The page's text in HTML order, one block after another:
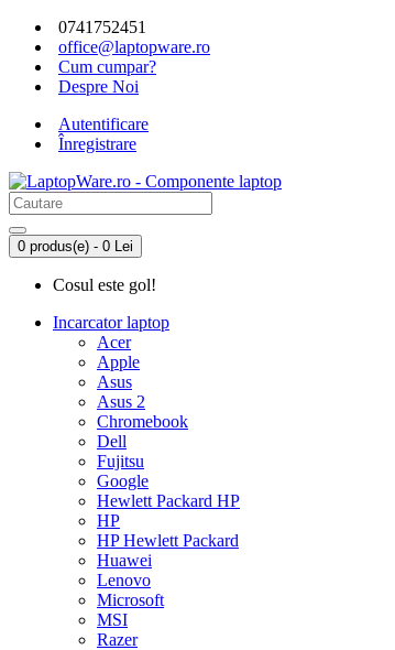
0741752451
office@laptopware.ro
Cum cumpar?
Despre Noi
Autentificare
Înregistrare
0 produs(e) - 0 Lei
Cosul este gol!
Incarcator laptop
Acer
Apple
Asus
Asus 2
Chromebook
Dell
Fujitsu
Google
Hewlett Packard HP
HP
HP Hewlett Packard
Huawei
Lenovo
Microsoft
MSI
Razer